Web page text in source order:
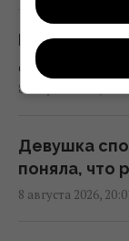
19:24 суббота, 08
В ЕС
19:19 суббота, 08
Маск не
Не только
давали
8 августа 2026, 20:13
Девушка
поняла, что
8 августа 2026,